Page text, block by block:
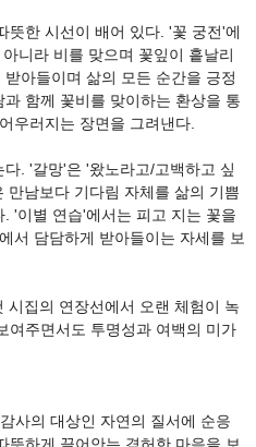
뜻한 시선이 배어 있다. '꽃 궁전'에
니라 비를 맞으며 꽃잎이 흩날리
아들이며 삶의 모든 순간을 긍정
함께 꽃비를 맞이하는 환상을 통
우러지는 장면을 그려낸다.
. '갈망'은 '왔노라고/고백하고 싶
만남보다 기다림 자체를 삶의 기쁨
'이별 연습'에서는 피고 지는 꽃을
서 담담하게 받아들이는 자세를 보
시집의 연장선에서 오랜 체험이 녹
여주면서도 투명성과 여백의 미가
사의 대상인 자연의 질서에 순응
뜻하게 끌어안는 겸허한 마음을 보